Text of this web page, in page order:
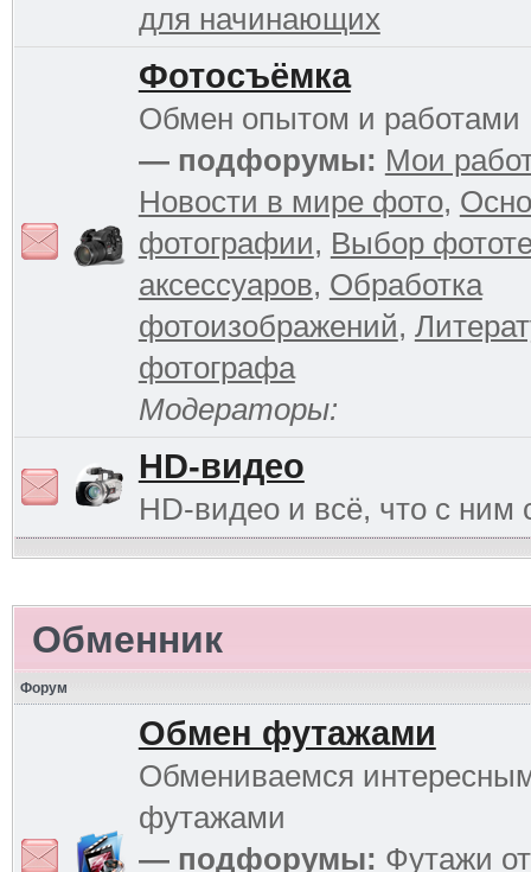
для начинающих
Фотосъёмка
Обмен опытом и работами
— подфорумы: Мои
Новости в мире фото,
фотографии, Выбор
аксессуаров, Обработка
фотоизображений,
фотографа
Модераторы:
HD-видео
HD-видео и всё, что с ним
Обменник
Форум
Обмен футажами
Обмениваемся
футажами
— подфорумы: Футажи от